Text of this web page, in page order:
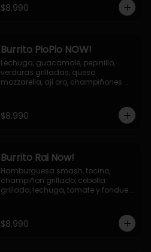
$8.990
Burrito PioPio NOW!
Lechuga, guacamole, pepinillo,
verduras grilladas, queso
mozzarella, aji oro, champiñones
$8.990
Burrito Rai Now!
Hamburguesa smash, tocino,
champiñon grillado, cebolla
grillada, lechuga, tomate y fondue
$8.990